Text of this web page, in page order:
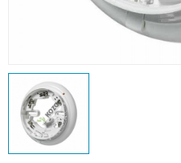
Kapı Açma Sistemleri
Aksesuarlar
Plaka Tanıma Sistemi